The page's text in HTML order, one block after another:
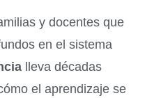
y docentes que
en el sistema
lleva décadas
el aprendizaje se